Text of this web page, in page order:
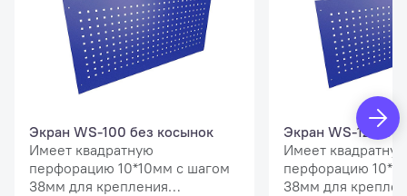
Экран WS-100 без косынок
Имеет квадратную
перфорацию 10*10мм с шагом
38мм для крепления
Экран WS-120
Имеет квадратную
перфорацию
38мм для